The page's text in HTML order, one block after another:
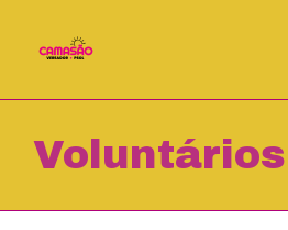
Voluntários